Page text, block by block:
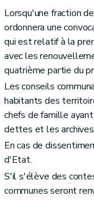
Art. L1122-15
Art. L1122-16
Art. L1122-17
Art. L1122-18
Art. L1122-19
Art. L1122-20
Art. L1122-21
Art. L1122-22
Art. L1122-23
Art. L1122-24
Art. L1122-25
Art. L1122-26
Lorsqu'une fraction
ordonnera une
qui est relatif à la
avec les
quatrième partie du
Les conseils
habitants des
chefs de famille
dettes et les
En cas de
d'Etat.
S'il s'élève des
communes seront